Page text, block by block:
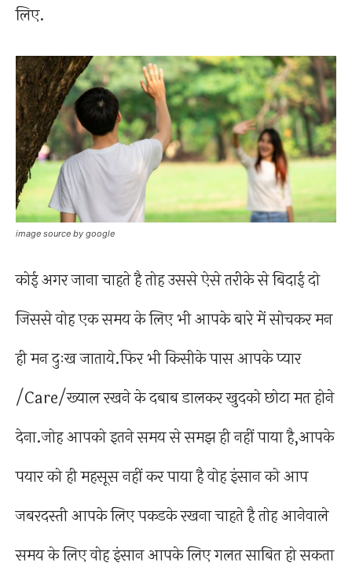
लिए.
image source by google
कोई अगर जाना चाहते है तोह उससे ऐसे तरीके से बिदाई दो
जिससे वोह एक समय के लिए भी आपके बारे में सोचकर मन
ही मन दुःख जाताये.फिर भी किसीके पास आपके प्यार
/Care/ख्याल रखने के दबाब डालकर खुदको छोटा मत होने
देना.जोह आपको इतने समय से समझ ही नहीं पाया है,आपके
पयार को ही महसूस नहीं कर पाया है वोह इंसान को आप
जबरदस्ती आपके लिए पकडके रखना चाहते है तोह आनेवाले
समय के लिए वोह इंसान आपके लिए गलत साबित हो सकता